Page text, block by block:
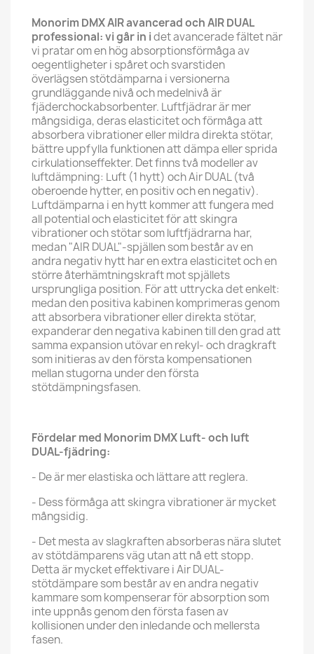
Monorim DMX AIR avancerad och AIR DUAL
professional: vi går in idet avancerade fältet när
vi pratar om en hög absorptionsförmåga av
oegentligheter i spåret och svarstiden
överlägsen stötdämparna i versionerna
grundläggande nivå och medelnivå är
fjäderchockabsorbenter. Luftfjädrar är mer
mångsidiga, deras elasticitet och förmåga att
absorbera vibrationer eller mildra direkta stötar,
bättre uppfylla funktionen att dämpa eller sprida
cirkulationseffekter. Det finns två modeller av
luftdämpning: Luft (1 hytt) och Air DUAL (två
oberoende hytter, en positiv och en negativ).
Luftdämparna i en hytt kommer att fungera med
all potential och elasticitet för att skingra
vibrationer och stötar som luftfjädrarna har,
medan "AIR DUAL"-spjällen som består av en
andra negativ hytt har en extra elasticitet och en
större återhämtningskraft mot spjällets
ursprungliga position. För att uttrycka det enkelt:
medan den positiva kabinen komprimeras genom
att absorbera vibrationer eller direkta stötar,
expanderar den negativa kabinen till den grad att
samma expansion utövar en rekyl- och dragkraft
som initieras av den första kompensationen
mellan stugorna under den första
stötdämpningsfasen.
Fördelar med Monorim DMX Luft- och luft
DUAL-fjädring:
- De är mer elastiska och lättare att reglera.
- Dess förmåga att skingra vibrationer är mycket
mångsidig.
- Det mesta av slagkraften absorberas nära slutet
av stötdämparens väg utan att nå ett stopp.
Detta är mycket effektivare i Air DUAL-
stötdämpare som består av en andra negativ
kammare som kompenserar för absorption som
inte uppnås genom den första fasen av
kollisionen under den inledande och mellersta
fasen.